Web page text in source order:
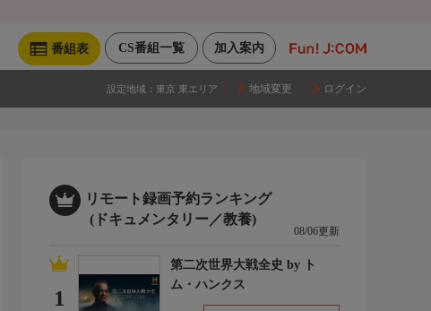
加入案内
CS番組一覧
番組表
設定地域： 東京 東エリア 地域変更 ログイン
リモート録画予約ランキング
(ドキュメンタリー／教養)
08/06更新
1
第二次世界大戦全史 by ト
ム・ハンクス